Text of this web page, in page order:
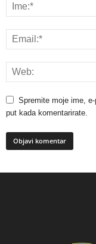
Spremite moje ime,
put kada komentarirate.